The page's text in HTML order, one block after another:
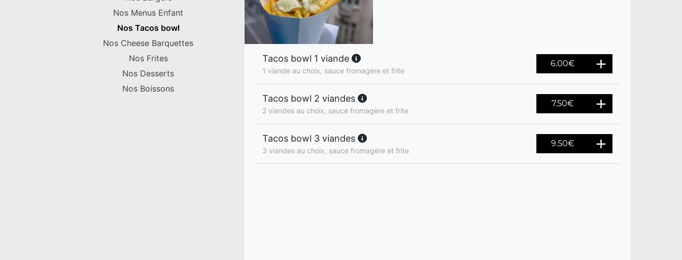
Nos Menus Enfant
Nos Tacos bowl
Nos Cheese Barquettes
Nos Frites
Nos Desserts
Nos Boissons
Tacos bowl 1 viande
1 viande au choix, sauce fromagère et frite
6.00€
Tacos bowl 2 viandes
2 viandes au choix, sauce fromagère et frite
7.50€
Tacos bowl 3 viandes
3 viandes au choix, sauce fromagère et frite
9.50€